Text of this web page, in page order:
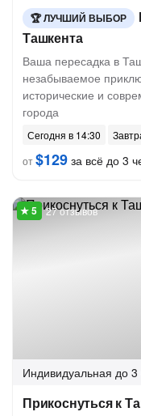
ЛУЧШИЙ ВЫБОР
Ташкента
Ваша пересадка в
незабываемое
исторические и
города
Сегодня в 14:30
от$129 за всё до 3
27 отзывов
Индивидуальная до 3
Прикоснуться к